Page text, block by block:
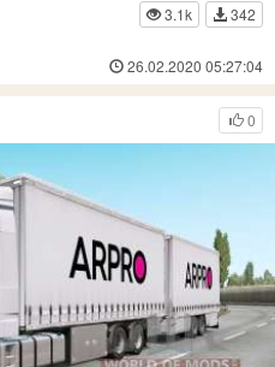
3.1k
342
26.02.2020 05:27:04
0